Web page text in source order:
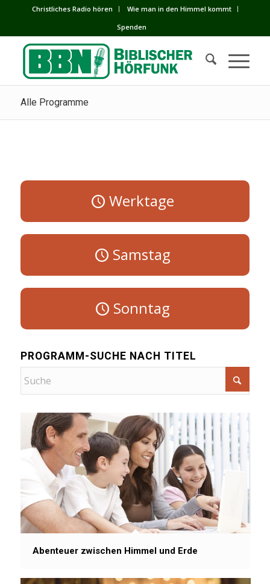
Сhristliches Radio hören
Wie man in den Himmel kommt
Spenden
Alle Programme
Werktage
Samstag
Sonntag
PROGRAMM-SUCHE NACH TITEL
Abenteuer zwischen Himmel und Erde